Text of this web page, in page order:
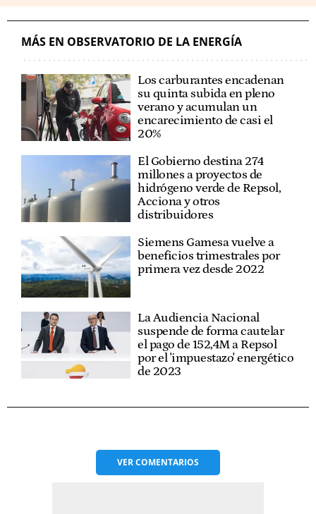
MÁS EN OBSERVATORIO DE LA ENERGÍA
Los carburantes encadenan
su quinta subida en pleno
verano y acumulan un
encarecimiento de casi el
20%
El Gobierno destina 274
millones a proyectos de
hidrógeno verde de Repsol,
Acciona y otros
distribuidores
Siemens Gamesa vuelve a
beneficios trimestrales por
primera vez desde 2022
La Audiencia Nacional
suspende de forma cautelar
el pago de 152,4M a Repsol
por el 'impuestazo' energético
de 2023
VERCOMENTARIOS